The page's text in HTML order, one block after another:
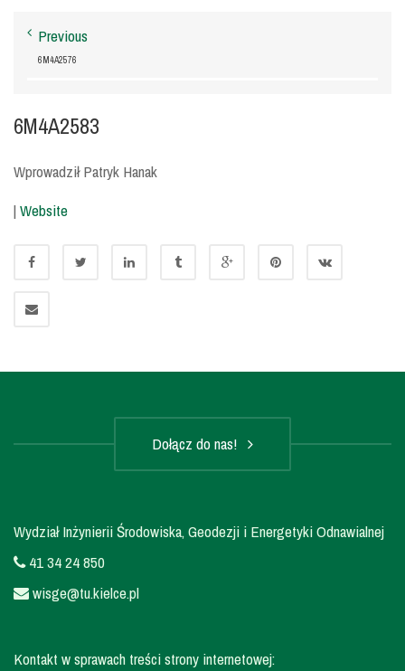
Previous
6M4A2576
6M4A2583
Wprowadził Patryk Hanak
| Website
Dołącz do nas!
Wydział Inżynierii Środowiska, Geodezji i Energetyki Odnawialnej
41 34 24 850
wisge@tu.kielce.pl
Kontakt w sprawach treści strony internetowej: